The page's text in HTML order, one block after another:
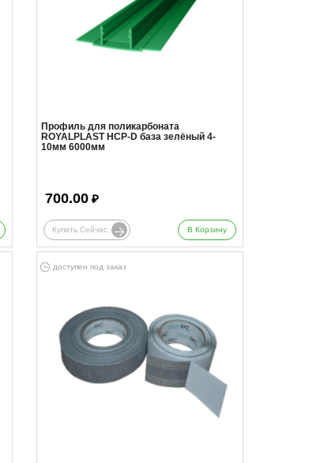
Профиль для поликарбоната
ROYALPLAST HCP-D база зелёный 4-
10мм 6000мм
700.00₽
Купить Сейчас В Корзину
доступен под заказ